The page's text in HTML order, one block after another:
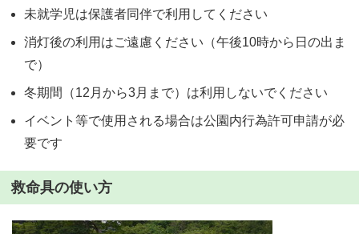
未就学児は保護者同伴で利用してください
消灯後の利用はご遠慮ください（午後10時から日の出ま
で）
冬期間（12月から3月まで）は利用しないでください
イベント等で使用される場合は公園内行為許可申請が必
要です
救命具の使い方